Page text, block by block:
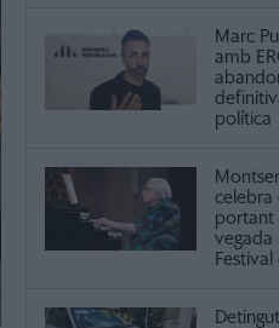
Marc
amb
política
celebra
portant
vegada